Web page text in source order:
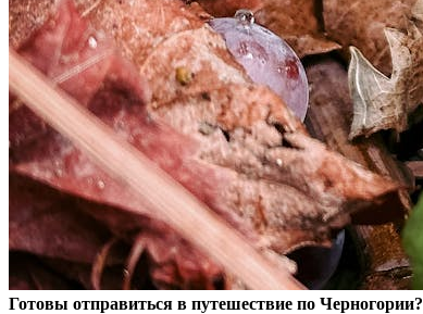
Готовы отправиться в путешествие по Черногории?